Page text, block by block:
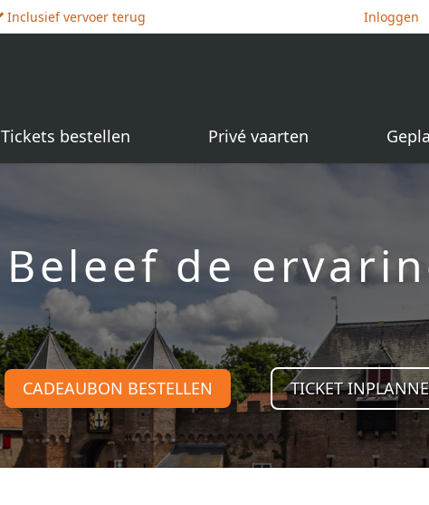
Inclusief vervoer terug Inloggen
Tickets bestellen Privé vaarten
Beleef de
CADEAUBON BESTELLEN TICKET